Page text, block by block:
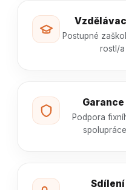
Postupné
rostl/a
Podpora